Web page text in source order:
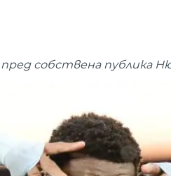
собствена публика